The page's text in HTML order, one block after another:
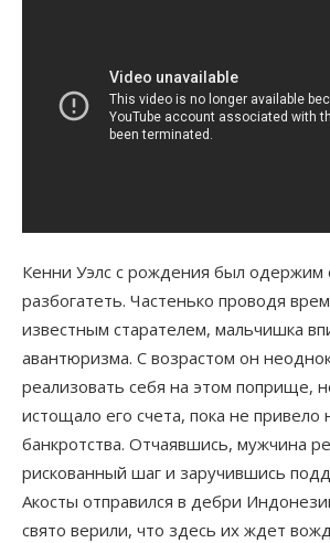
Кенни Уэлс с рождения был одержим
разбогатеть. Частенько проводя
известным старателем, мальчишка
авантюризма. С возрастом он
реализовать себя на этом поприще,
истощало его счета, пока не привело
банкротства. Отчаявшись, мужчина
рискованный шаг и заручившись
Акосты отправился в дебри
свято верили, что здесь их ждет